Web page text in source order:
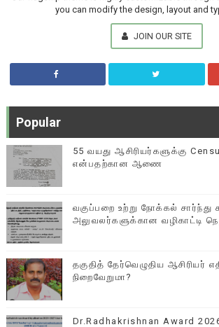
you can modify the design, layout and
JOIN OUR SITE
Popular
55 வயது ஆசிரியர்களுக்கு
என்பதற்கான ஆணை
வகுப்பறை உற்று நோக்கல் சார்ந்து
அலுவலர்களுக்கான வழிகாட்டி
தகுதித் தேர்வெழுதிய ஆசிரியர்
நிறைவேறுமா?
Dr.Radhakrishnan Award